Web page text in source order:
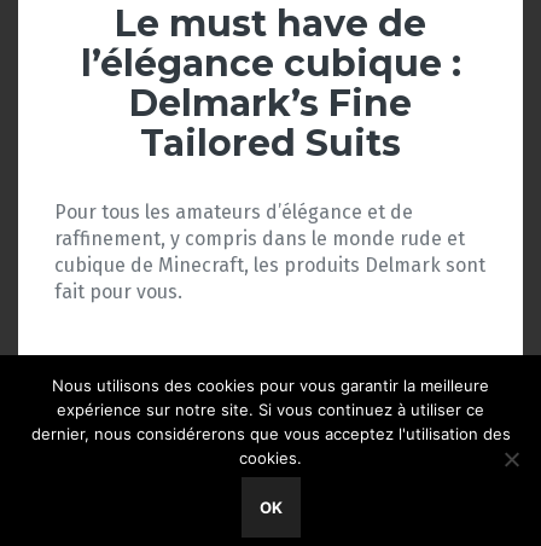
Le must have de
l’élégance cubique :
Delmark’s Fine
Tailored Suits
Pour tous les amateurs d’élégance et de
raffinement, y compris dans le monde rude et
cubique de Minecraft, les produits Delmark sont
fait pour vous.
Fièrement propulsé par WordPress
Haut de page
Nous utilisons des cookies pour vous garantir la meilleure
expérience sur notre site. Si vous continuez à utiliser ce
dernier, nous considérerons que vous acceptez l'utilisation des
cookies.
OK